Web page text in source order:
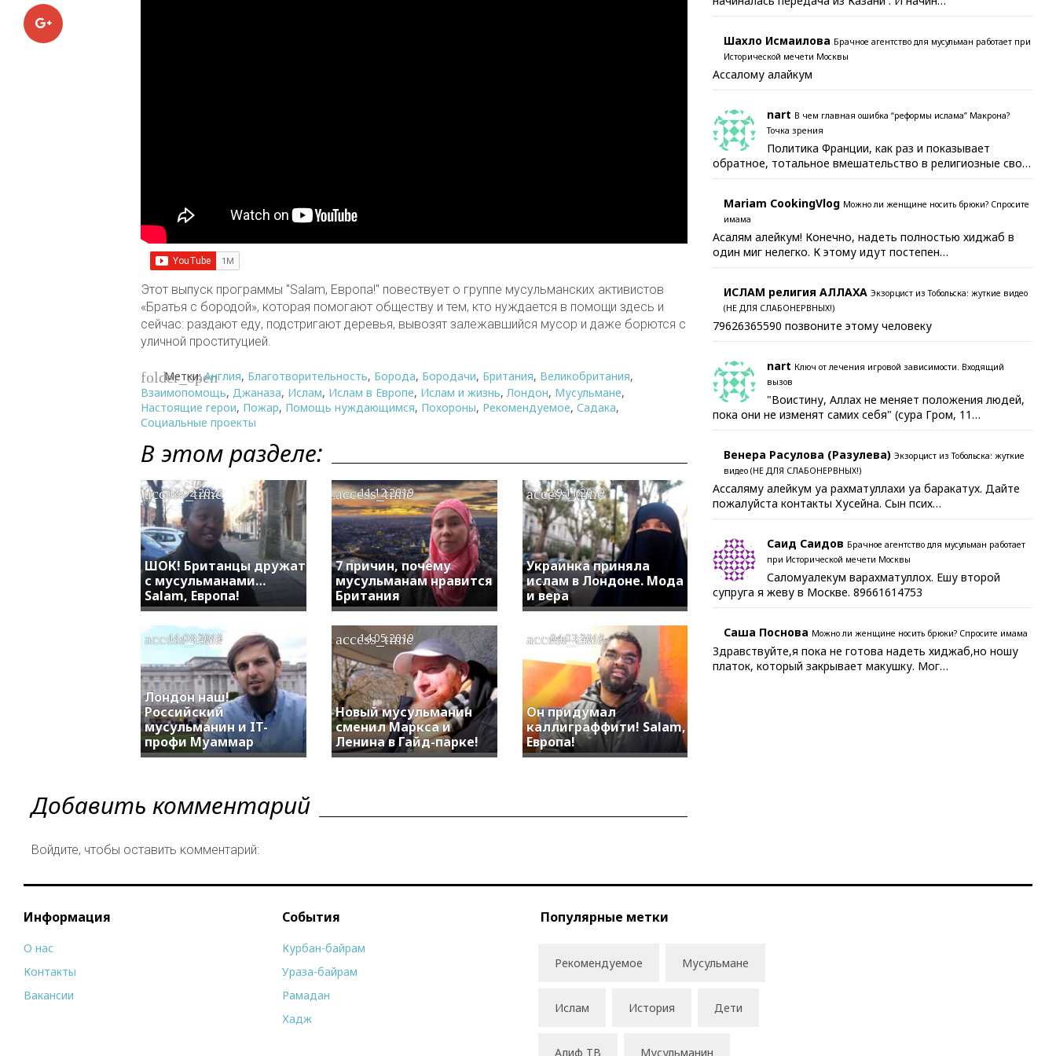
Google+
Этот выпуск программы "Salam, Европа!" повествует о группе мусульманских активистов
«Братья с бородой», которая помогают обществу и тем, кто нуждается в помощи здесь и
сейчас: раздают еду, подстригают деревья, вывозят залежавшийся мусор и даже борются с
уличной проституцией.
folder_open
Метки:Англия, Благотворительность, Борода, Бородачи, Британия, Великобритания,
Взаимопомощь, Джаназа, Ислам, Ислам в Европе, Ислам и жизнь,Лондон, Мусульмане,
Настоящие герои, Пожар, Помощь нуждающимся, Похороны, Рекомендуемое, Садака,
Социальные проекты
В этом разделе:
ШОК! Британцы дружат
с мусульманами…
Salam, Европа!
access_time
18.02.2020
7 причин, почему
мусульманам нравится
Британия
access_time
11.12.2019
Украинка приняла
ислам в Лондоне. Мода
и вера
access_time
29.11.2019
Лондон наш!
Российский
мусульманин и IT-
профи Муаммар
access_time
11.08.2019
Новый мусульманин
сменил Маркса и
Ленина в Гайд-парке!
access_time
14.05.2019
Он придумал
каллиграффити! Salam,
Европа!
access_time
04.03.2019
Добавить комментарий
Войдите, чтобы оставить комментарий:
Шахло Исмаилова Брачное агентство для мусульман работает при
Исторической мечети Москвы
Ассалому алайкум
nart В чем главная ошибка “реформы ислама” Макрона?
Точка зрения
Политика Франции, как раз и показывает
обратное, тотальное вмешательство в религиозные сво…
Mariam CookingVlog Можно ли женщине носить брюки? Спросите
имама
Асалям алейкум! Конечно, надеть полностью хиджаб в
один миг нелегко. К этому идут постепен…
ИСЛАМ религия АЛЛАХА Экзорцист из Тобольска: жуткие видео
(НЕ ДЛЯ СЛАБОНЕРВНЫХ!)
79626365590 позвоните этому человеку
nart Ключ от лечения игровой зависимости. Входящий
вызов
"Воистину, Аллах не меняет положения людей,
пока они не изменят самих себя" (сура Гром, 11…
Венера Расулова (Разулева) Экзорцист из Тобольска: жуткие
видео (НЕ ДЛЯ СЛАБОНЕРВНЫХ!)
Ассаляму алейкум уа рахматуллахи уа баракатух. Дайте
пожалуйста контакты Хусейна. Сын псих…
Саид Саидов Брачное агентство для мусульман работает
при Исторической мечети Москвы
Саломуалекум варахматуллох. Ешу второй
супруга я жеву в Москве. 89661614753
Саша Поснова Можно ли женщине носить брюки? Спросите имама
Здравствуйте,я пока не готова надеть хиджаб,но ношу
платок, который закрывает макушку. Мог…
Информация
О нас
Контакты
Вакансии
События
Курбан-байрам
Ураза-байрам
Рамадан
Хадж
Популярные метки
Рекомендуемое Мусульмане
Ислам История Дети
Алиф ТВ Мусульманин